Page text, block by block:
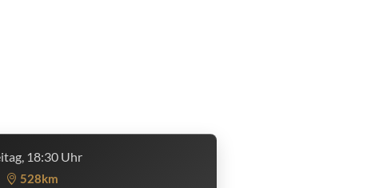
18:30 Uhr
528km